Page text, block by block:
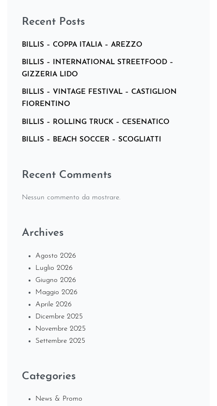
Recent Posts
BILLIS – COPPA ITALIA – AREZZO
BILLIS – INTERNATIONAL STREETFOOD –
GIZZERIA LIDO
BILLIS – VINTAGE FESTIVAL – CASTIGLION
FIORENTINO
BILLIS – ROLLING TRUCK – CESENATICO
BILLIS – BEACH SOCCER – SCOGLIATTI
Recent Comments
Nessun commento da mostrare.
Archives
Agosto 2026
Luglio 2026
Giugno 2026
Maggio 2026
Aprile 2026
Dicembre 2025
Novembre 2025
Settembre 2025
Categories
News & Promo